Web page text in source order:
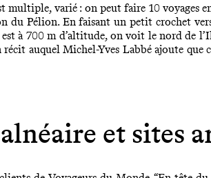
varié : on peut faire 10 voyages
Pélion. En faisant un petit crochet
à 700 m d’altitude, on voit le nord de
auquel Michel-Yves Labbé ajoute
et sites